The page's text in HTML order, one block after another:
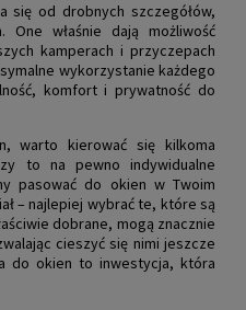
się od drobnych szczegółów,
właśnie dają możliwość
kamperach i przyczepach
wykorzystanie każdego
komfort i prywatność do
warto kierować się kilkoma
to na pewno indywidualne
pasować do okien w Twoim
– najlepiej wybrać te, które są
dobrane, mogą znacznie
cieszyć się nimi jeszcze
do okien to inwestycja, która